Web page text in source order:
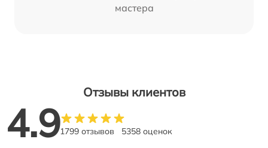
мастера
Отзывы клиентов
4.91799 отзывов 5358 оценок